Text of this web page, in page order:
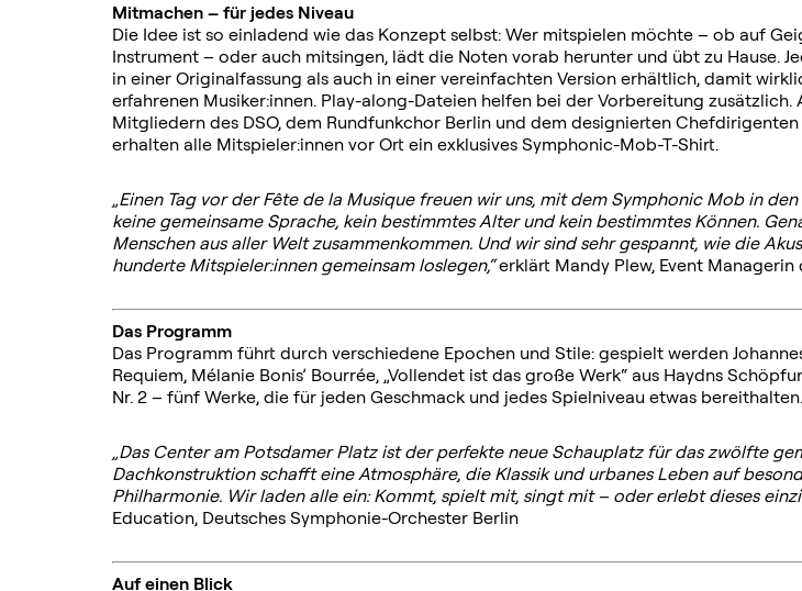
Mitmachen – für jedes Niveau
Die Idee ist so einladend wie das Konzept selbst: Wer mitspielen möchte – ob auf
Instrument – oder auch mitsingen, lädt die Noten vorab herunter und übt zu Hause.
in einer Originalfassung als auch in einer vereinfachten Version erhältlich, damit
erfahrenen Musiker:innen. Play-along-Dateien helfen bei der Vorbereitung
Mitgliedern des DSO, dem Rundfunkchor Berlin und dem designierten
erhalten alle Mitspieler:innen vor Ort ein exklusives Symphonic-Mob-T-Shirt.
„Einen Tag vor der Fête de la Musique freuen wir uns, mit dem Symphonic Mob in
keine gemeinsame Sprache, kein bestimmtes Alter und kein bestimmtes Können.
Menschen aus aller Welt zusammenkommen. Und wir sind sehrgespannt, wie die
hunderte Mitspieler:innen gemeinsam loslegen,“erklärt Mandy Plew, Event Managerin
Das Programm
Das Programm führt durch verschiedene Epochen und Stile: gespielt werden
Requiem, Mélanie Bonis’ Bourrée, „Vollendet ist das große Werk“ aus Haydns
Nr. 2 – fünf Werke, die für jeden Geschmack und jedes Spielniveau etwas bereithalten.
„Das Center am Potsdamer Platz ist der perfekte neue Schauplatz für das zwölfte
Dachkonstruktion schafft eine Atmosphäre, die Klassik und urbanes Leben auf
Philharmonie. Wir laden alle ein: Kommt, spielt mit, singt mit – oder erlebt dieses
Education, Deutsches Symphonie-Orchester Berlin
Auf einen Blick